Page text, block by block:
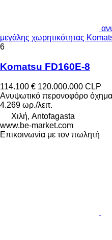
μεγάλης χωρητικότητας
6
Komatsu FD160E-8
114.100 € 120.000.000 CLP
Ανυψωτικό περονοφόρο όχημα
4.269 ωρ./λειτ.
Χιλή, Antofagasta
www.be-market.com
Επικοινωνία με τον πωλητή